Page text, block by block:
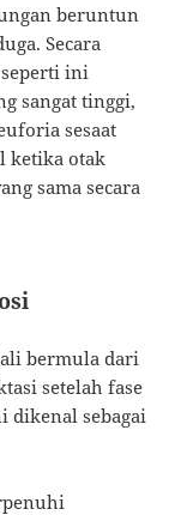
beruntun
Secara
ini
sangat tinggi,
sesaat
ketika otak
sama secara
bermula dari
setelah fase
dikenal sebagai